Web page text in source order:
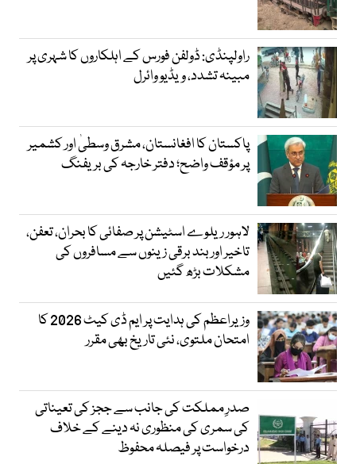
راولپنڈی: ڈولفن فورس کے اہلکاروں کا شہری پر
مبینہ تشدد، ویڈیو وائرل
پاکستان کا افغانستان، مشرق وسطیٰ اور کشمیر
پر مؤقف واضح؛ دفتر خارجہ کی بریفنگ
لاہور ریلوے اسٹیشن پر صفائی کا بحران، تعفن،
تاخیر اور بند برقی زینوں سے مسافروں کی
مشکلات بڑھ گئیں
وزیراعظم کی ہدایت پر ایم ڈی کیٹ 2026 کا
امتحان ملتوی، نئی تاریخ بھی مقرر
صدرِ مملکت کی جانب سے ججز کی تعیناتی
کی سمری کی منظوری نہ دینے کے خلاف
درخواست پر فیصلہ محفوظ